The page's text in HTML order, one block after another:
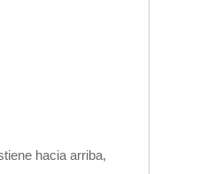
hacia arriba,